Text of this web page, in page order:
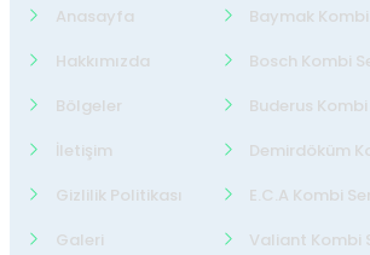
Anasayfa
Hakkımızda
Bölgeler
İletişim
Gizlilik Politikası
Galeri
Baymak Kombi
Bosch Kombi
Buderus Kombi
Demirdöküm
E.C.A Kombi
Valiant Kombi